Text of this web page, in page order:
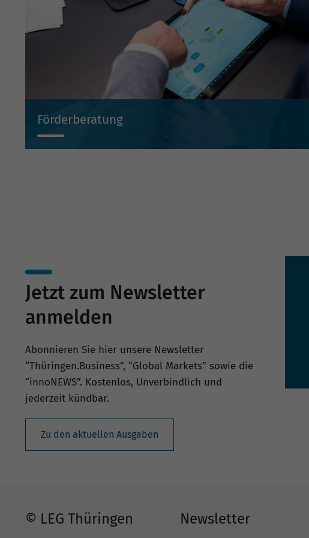
Förderberatung
Jetzt zum Newsletter
anmelden
Abonnieren Sie hier unsere Newsletter
“Thüringen.Business”, “Global Markets” sowie die
“innoNEWS”. Kostenlos, Unverbindlich und
jederzeit kündbar.
Zu den aktuellen Ausgaben
© LEG Thüringen Newsletter